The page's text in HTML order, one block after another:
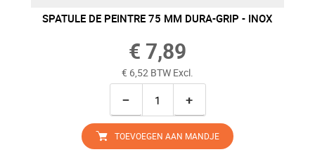
SPATULE DE PEINTRE 75 MM DURA-GRIP - INOX
€ 7,89
€ 6,52 BTW Excl.
− +
TOEVOEGEN AAN MANDJE